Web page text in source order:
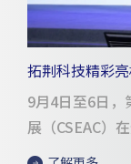
拓荆科技精彩
与未来
9月4日至6日，
展（CSEAC）